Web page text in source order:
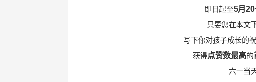
即日起至5月
只要您在本文
写下你对孩子成长的祝
获得点赞数最高的
六一当天